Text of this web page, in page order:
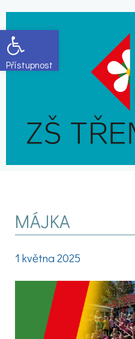
Open toolbar
MÁJKA
1 května 2025